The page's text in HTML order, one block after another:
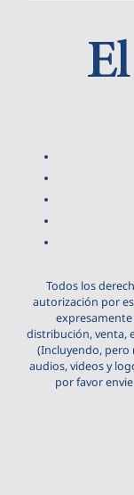
Todos los
autorización por
distribución, venta,
(Incluyendo,
audios, videos y
por favor